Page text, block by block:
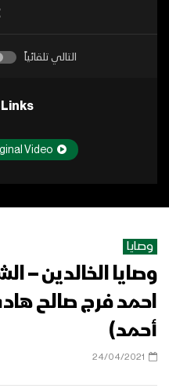
التالي تلقائياً
Video
وصايا
وصايا الخالدين –
احمد فرج صالح
أحمد)
24/04/2021